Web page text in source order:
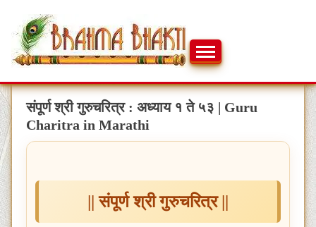
content
ब्रह्मभक्ती
संपूर्ण श्री गुरुचरित्र : अध्याय १ ते ५३ | Guru
Charitra in Marathi
|| संपूर्ण श्री गुरुचरित्र ||